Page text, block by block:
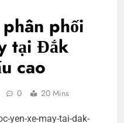
phối
tại Đắk
cao
0 20 Mins